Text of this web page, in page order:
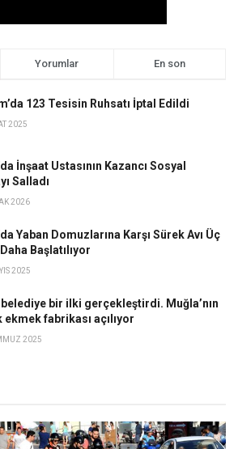
Yorumlar En son
123 Tesisin Ruhsatı İptal Edildi
2025
İnşaat Ustasının Kazancı Sosyal
Salladı
2026
Yaban Domuzlarına Karşı Sürek Avı Üç
Başlatılıyor
2025
belediye bir ilki gerçekleştirdi. Muğla’nın
ekmek fabrikası açılıyor
2025